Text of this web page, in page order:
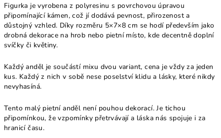
Figurka je vyrobena z polyresinu s povrchovou úpravou
připomínající kámen, což jí dodává pevnost, přirozenost a
důstojný vzhled. Díky rozměru 5×7×8 cm se hodí především jako
drobná dekorace na hrob nebo pietní místo, kde decentně doplní
svíčky či květiny.
Každý anděl je součástí mixu dvou variant, cena je vždy za jeden
kus. Každý z nich v sobě nese poselství klidu a lásky, které nikdy
nevyhasíná.
Tento malý pietní anděl není pouhou dekorací. Je tichou
připomínkou, že vzpomínky přetrvávají a láska nás spojuje i za
hranicí času.